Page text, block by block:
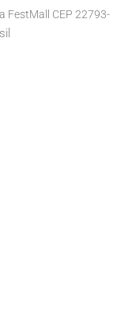
FestMall CEP 22793-